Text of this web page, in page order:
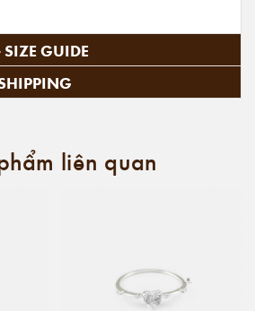
GUIDE
liên quan